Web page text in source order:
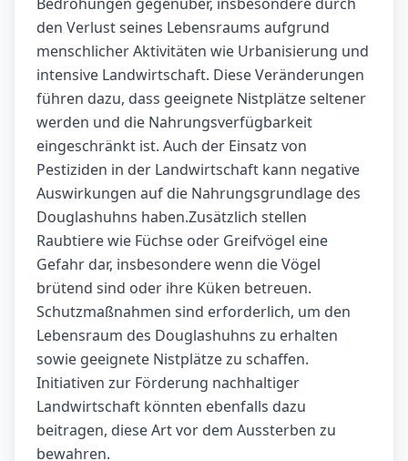
den Verlust seines Lebensraums aufgrund
menschlicher Aktivitäten wie Urbanisierung und
intensive Landwirtschaft. Diese Veränderungen
führen dazu, dass geeignete Nistplätze seltener
werden und die Nahrungsverfügbarkeit
eingeschränkt ist. Auch der Einsatz von
Pestiziden in der Landwirtschaft kann negative
Auswirkungen auf die Nahrungsgrundlage des
Douglashuhns haben.Zusätzlich stellen
Raubtiere wie Füchse oder Greifvögel eine
Gefahr dar, insbesondere wenn die Vögel
brütend sind oder ihre Küken betreuen.
Schutzmaßnahmen sind erforderlich, um den
Lebensraum des Douglashuhns zu erhalten
sowie geeignete Nistplätze zu schaffen.
Initiativen zur Förderung nachhaltiger
Landwirtschaft könnten ebenfalls dazu
beitragen, diese Art vor dem Aussterben zu
bewahren.